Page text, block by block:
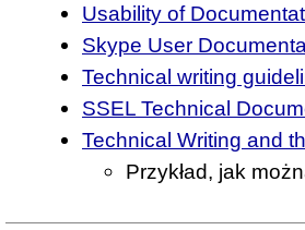
Usability of
Skype User
Technical writing
SSEL Technical
Technical Writing and
Przykład, jak